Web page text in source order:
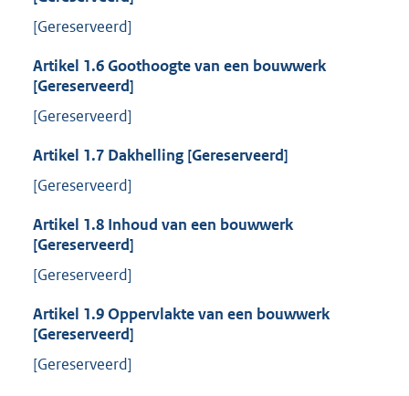
[Gereserveerd]
Artikel 1.6Goothoogte van een bouwwerk
[Gereserveerd]
[Gereserveerd]
Artikel 1.7 Dakhelling [Gereserveerd]
[Gereserveerd]
Artikel 1.8 Inhoud van een bouwwerk
[Gereserveerd]
[Gereserveerd]
Artikel 1.9Oppervlakte van een bouwwerk
[Gereserveerd]
[Gereserveerd]